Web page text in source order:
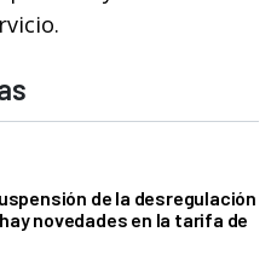
de la desregulación
novedades en la tarifa de